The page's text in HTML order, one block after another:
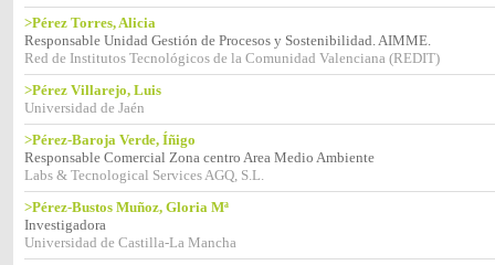
>Pérez Torres, Alicia
Responsable Unidad Gestión de Procesos y Sostenibilidad. AIMME.
Red de Institutos Tecnológicos de la Comunidad Valenciana (REDIT)
>Pérez Villarejo, Luis
Universidad de Jaén
>Pérez-Baroja Verde, Íñigo
Responsable Comercial Zona centro Area Medio Ambiente
Labs & Tecnological Services AGQ, S.L.
>Pérez-Bustos Muñoz, Gloria Mª
Investigadora
Universidad de Castilla-La Mancha